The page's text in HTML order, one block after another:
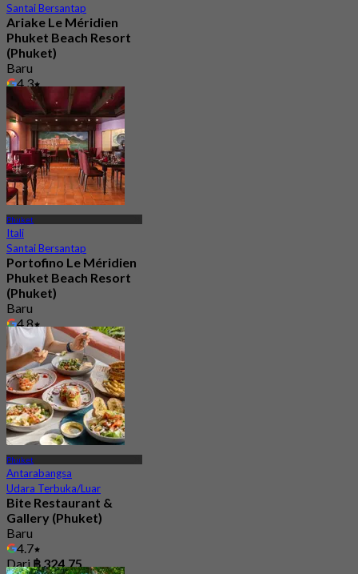
Santai Bersantap
Ariake Le Méridien
Phuket Beach Resort
(Phuket)
Baru
4.3
Dari฿ 890
Phuket
Itali
Santai Bersantap
Portofino Le Méridien
Phuket Beach Resort
(Phuket)
Baru
4.8
Dari ฿ 890
Phuket
Antarabangsa
Udara Terbuka/Luar
Bite Restaurant &
Gallery (Phuket)
Baru
4.7
Dari฿ 324.75